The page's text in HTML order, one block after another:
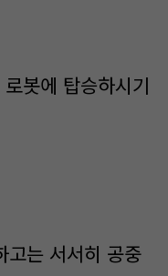
봇에 탑승하시기
고는 서서히 공중